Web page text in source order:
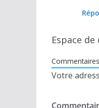
Espace
Votre